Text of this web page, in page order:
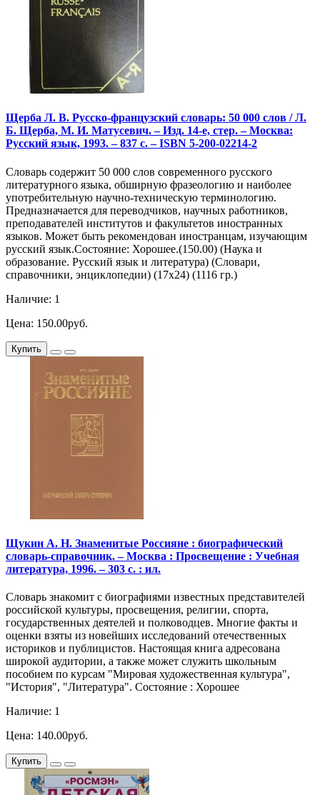
Щерба Л. В. Русско-французский словарь: 50 000 слов / Л.
Б. Щерба, М. И. Матусевич. – Изд. 14-е, стер. – Москва:
Русский язык, 1993. – 837 с. – ISBN 5-200-02214-2
Словарь содержит 50 000 слов современного русского
литературного языка, обширную фразеологию и наиболее
употребительную научно-техническую терминологию.
Предназначается для переводчиков, научных работников,
преподавателей институтов и факультетов иностранных
языков. Может быть рекомендован иностранцам, изучающим
русский язык.Состояние: Хорошее.(150.00) (Наука и
образование. Русский язык и литература) (Словари,
справочники, энциклопедии) (17х24) (1116 гр.)
Наличие: 1
Цена: 150.00руб.
Купить
Щукин А. Н. Знаменитые Россияне : биографический
словарь-справочник. – Москва : Просвещение : Учебная
литература, 1996. – 303 с. : ил.
Словарь знакомит с биографиями известных представителей
российской культуры, просвещения, религии, спорта,
государственных деятелей и полководцев. Многие факты и
оценки взяты из новейших исследований отечественных
историков и публицистов. Настоящая книга адресована
широкой аудитории, а также может служить школьным
пособием по курсам "Мировая художественная культура",
"История", "Литература". Состояние : Хорошее
Наличие: 1
Цена: 140.00руб.
Купить